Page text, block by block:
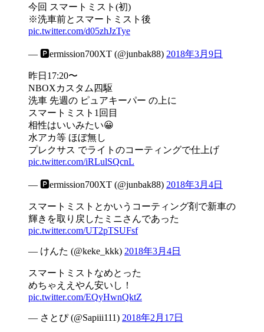
今回 スマートミスト(初)
※洗車前とスマートミスト後
pic.twitter.com/d05zhJzTye
— 🅿️ermission700XT (@junbak88) 2018年3月9日
昨日17:20〜
NBOXカスタム四駆
洗車 先週の ピュアキーパー の上に
スマートミスト1回目
相性はいいみたい😀
水アカ等 ほぼ無し
プレクサス でライトのコーティングで仕上げ
pic.twitter.com/iRLulSQcnL
— 🅿️ermission700XT (@junbak88) 2018年3月4日
スマートミストとかいうコーティング剤で新車の
輝きを取り戻したミニさんであった
pic.twitter.com/UT2pTSUFsf
— けんた (@keke_kkk) 2018年3月4日
スマートミストなめとった
めちゃええやん安いし！
pic.twitter.com/EQyHwnQktZ
— さとぴ (@Sapiii111) 2018年2月17日